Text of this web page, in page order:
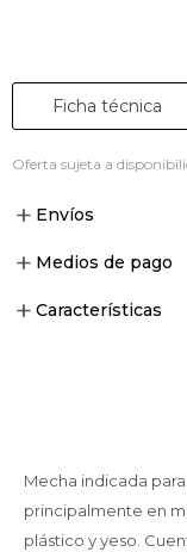
Ficha técnica
Oferta sujeta a
Envíos
Medios de pago
Características
Mecha indicada
principalmente en
plástico y yeso.